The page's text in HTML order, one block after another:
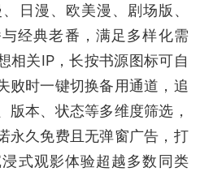
日漫、欧美漫、剧场版、
经典老番，满足多样化需
相关IP，长按书源图标可自
败时一键切换备用通道，追
版本、状态等多维度筛选，
永久免费且无弹窗广告，打
式观影体验超越多数同类